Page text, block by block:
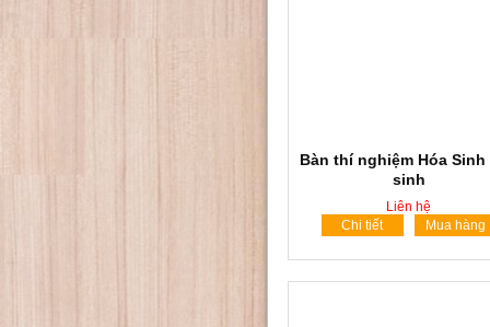
Bàn thí nghiệm Hóa Sinh
sinh
Liên hệ
Chi tiết
Mua hàng